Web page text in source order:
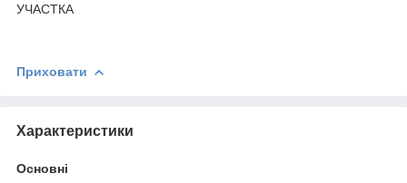
УЧАСТКА
Приховати
Характеристики
Основні